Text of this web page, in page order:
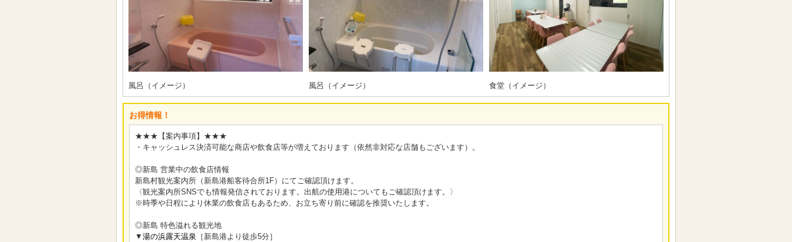
風呂（イメージ） 風呂（イメージ） 食堂（イメージ）
お得情報！
★★★【案内事項】★★★
・キャッシュレス決済可能な商店や飲食店等が増えております（依然非対応な店舗もございます）。
◎新島 営業中の飲食店情報
新島村観光案内所（新島港船客待合所1F）にてご確認頂けます。
〈観光案内所SNSでも情報発信されております。出航の使用港についてもご確認頂けます。〉
※時季や日程により休業の飲食店もあるため、お立ち寄り前に確認を推奨いたします。
◎新島 特色溢れる観光地
▼ 湯の浜露天温泉 ［新島港より徒歩5分］